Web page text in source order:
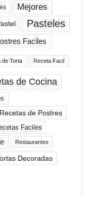
Mejores
Pasteles
Faciles
de Torta Receta Facil
de Cocina
Recetas de Postres
Faciles
Restaurantes
Decoradas